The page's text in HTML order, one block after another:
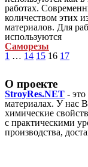
работах.
количеством этих
материалов. Для
используются
Саморезы
1 … 14 15 16 17
О проекте
StroyRes.NET -
материалах. У нас
химические
с практическими
производства,